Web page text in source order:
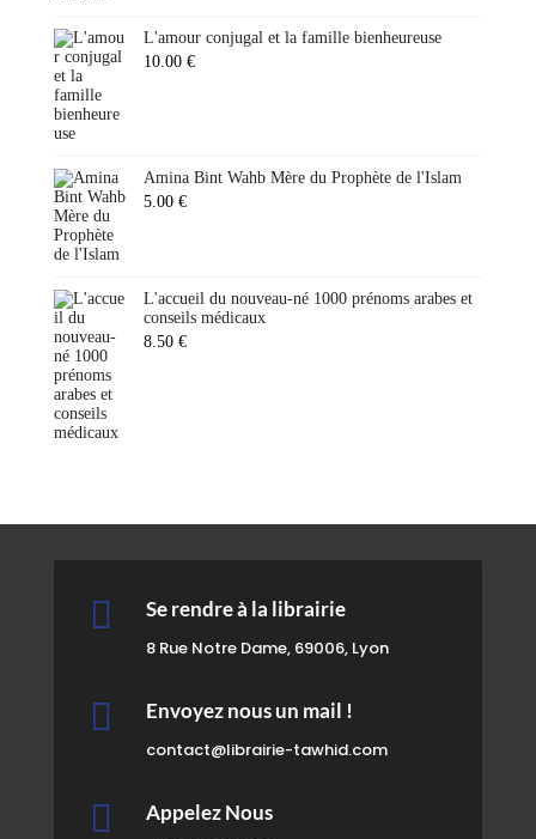
L'amour conjugal et la famille bienheureuse
10.00 €
Amina Bint Wahb Mère du Prophète de l'Islam
5.00 €
L'accueil du nouveau-né 1000 prénoms arabes et
conseils médicaux
8.50 €
 Se rendre à la librairie
8 Rue Notre Dame, 69006, Lyon
 Envoyez nous un mail !
contact@librairie-tawhid.com
 Appelez Nous